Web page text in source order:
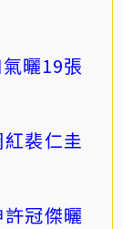
曬19張
裴仁圭
冠傑曬